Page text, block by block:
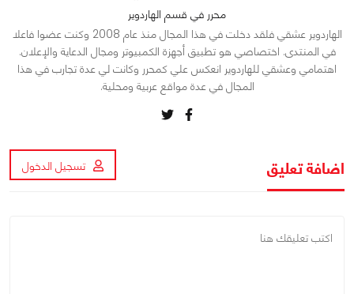
محرر في قسم الهاردوير
الهاردوير عشقي فلقد دخلت في هذا المجال منذ عام 2008 وكنت عضوا فاعلا
في المنتدى. اختصاصي هو تطبيق أجهزة الكمبيوتر ومجال الدعاية والإعلان.
اهتمامي وعشقي للهاردوير انعكس علي كمحرر وكانت لي عدة تجارب في هذا
المجال في عدة مواقع عربية ومحلية.
اضافة تعليق تسجيل الدخول